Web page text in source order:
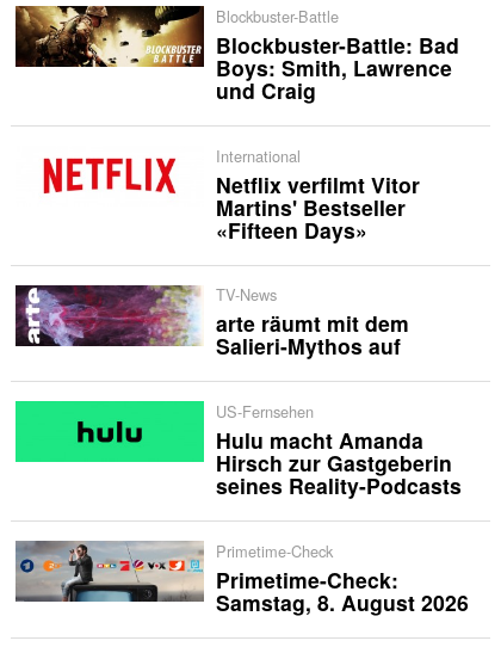
Blockbuster-Battle
Blockbuster-Battle: Bad
Boys: Smith, Lawrence
und Craig
International
Netflix verfilmt Vitor
Martins' Bestseller
«Fifteen Days»
TV-News
arte räumt mit dem
Salieri-Mythos auf
US-Fernsehen
Hulu macht Amanda
Hirsch zur Gastgeberin
seines Reality-Podcasts
Primetime-Check
Primetime-Check:
Samstag, 8. August 2026